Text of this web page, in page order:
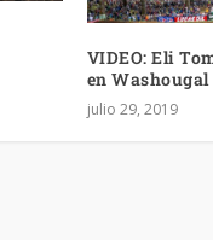
VIDEO: Eli
en Washougal
julio 29, 2019